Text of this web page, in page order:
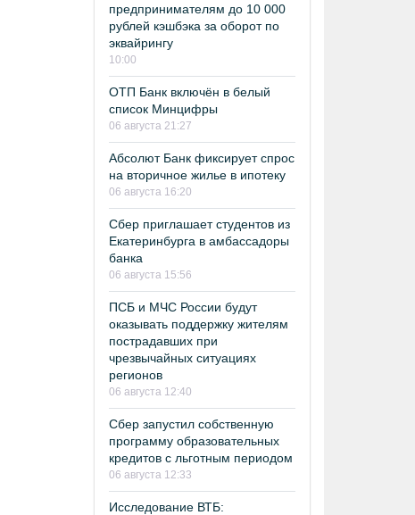
предпринимателям до 10 000
рублей кэшбэка за оборот по
эквайрингу
10:00
ОТП Банк включён в белый
список Минцифры
06 августа 21:27
Абсолют Банк фиксирует спрос
на вторичное жилье в ипотеку
06 августа 16:20
Сбер приглашает студентов из
Екатеринбурга в амбассадоры
банка
06 августа 15:56
ПСБ и МЧС России будут
оказывать поддержку жителям
пострадавших при
чрезвычайных ситуациях
регионов
06 августа 12:40
Сбер запустил собственную
программу образовательных
кредитов с льготным периодом
06 августа 12:33
Исследование ВТБ: